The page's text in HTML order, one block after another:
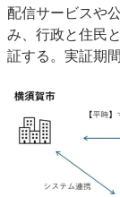
2022 見える化・MIS
特集・デジタル印刷
JAPAN PACK 2023
案内
発刊案内
配信サービスや
み、行政と住民
証する。実証期